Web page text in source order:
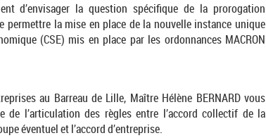
d’envisager la question spécifique de la prorogation
permettre la mise en place de la nouvelle instance unique
(CSE) mis en place par les ordonnances MACRON
au Barreau de Lille, Maître Hélène BERNARD vous
de l’articulation des règles entre l’accord collectif de la
éventuel et l’accord d’entreprise.